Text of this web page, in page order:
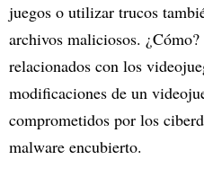
juegos o utilizar trucos
archivos maliciosos.
relacionados con los
modificaciones de un
comprometidos por los
malware encubierto.